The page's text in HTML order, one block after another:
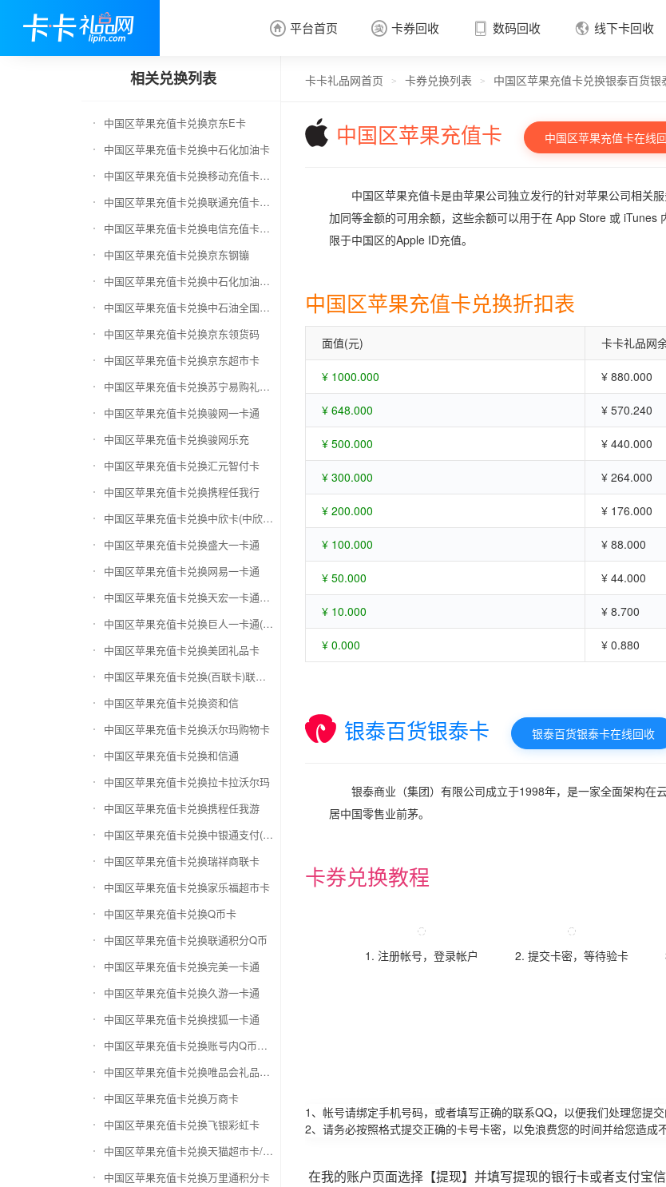
 平台首页  卡券回收
 卡券回收
 数码回收  线下卡回收
相关兑换列表
中国区苹果充值卡兑换京东E卡
中国区苹果充值卡兑换中石化加油卡
中国区苹果充值卡兑换移动充值卡（面值千万别选错）
中国区苹果充值卡兑换联通充值卡（面值千万别选错）
中国区苹果充值卡兑换电信充值卡（面值千万别选错）
中国区苹果充值卡兑换京东钢镚
中国区苹果充值卡兑换中石化加油卡无卡号（面值千万别选错）
中国区苹果充值卡兑换中石油全国充值卡
中国区苹果充值卡兑换京东领货码
中国区苹果充值卡兑换京东超市卡
中国区苹果充值卡兑换苏宁易购礼品卡
中国区苹果充值卡兑换骏网一卡通
中国区苹果充值卡兑换骏网乐充
中国区苹果充值卡兑换汇元智付卡
中国区苹果充值卡兑换携程任我行
中国区苹果充值卡兑换中欣卡(中欣通卡)
中国区苹果充值卡兑换盛大一卡通
中国区苹果充值卡兑换网易一卡通
中国区苹果充值卡兑换天宏一卡通（易冲天宏卡）
中国区苹果充值卡兑换巨人一卡通(征途卡)
中国区苹果充值卡兑换美团礼品卡
中国区苹果充值卡兑换(百联卡)联华ok卡
中国区苹果充值卡兑换资和信
中国区苹果充值卡兑换沃尔玛购物卡
中国区苹果充值卡兑换和信通
中国区苹果充值卡兑换拉卡拉沃尔玛
中国区苹果充值卡兑换携程任我游
中国区苹果充值卡兑换中银通支付(银联购物卡)
中国区苹果充值卡兑换瑞祥商联卡
中国区苹果充值卡兑换家乐福超市卡
中国区苹果充值卡兑换Q币卡
中国区苹果充值卡兑换联通积分Q币
中国区苹果充值卡兑换完美一卡通
中国区苹果充值卡兑换久游一卡通
中国区苹果充值卡兑换搜狐一卡通
中国区苹果充值卡兑换账号内Q币寄售（维护中）
中国区苹果充值卡兑换唯品会礼品卡(唯品卡)
中国区苹果充值卡兑换万商卡
中国区苹果充值卡兑换飞银彩虹卡
中国区苹果充值卡兑换天猫超市卡/享淘卡
中国区苹果充值卡兑换万里通积分卡
卡卡礼品网首页 > 卡券兑换列表 > 中国区苹果充值卡兑换银泰百货银
中国区苹果充值卡 中国区苹果充值卡在线
中国区苹果充值卡是由苹果公司独立发行的针对苹果公司相关
加同等金额的可用余额，这些余额可以用于在 App Store 或
限于中国区的Apple ID充值。
中国区苹果充值卡兑换折扣表
面值(元) 卡卡礼品网
¥ 1000.000 ¥ 880.000
¥ 648.000 ¥ 570.240
¥ 500.000 ¥ 440.000
¥ 300.000 ¥ 264.000
¥ 200.000 ¥ 176.000
¥ 100.000 ¥ 88.000
¥ 50.000 ¥ 44.000
¥ 10.000 ¥ 8.700
¥ 0.000 ¥ 0.880
银泰百货银泰卡 银泰百货银泰卡在线回收
银泰商业（集团）有限公司成立于1998年，是一家全面架构在
居中国零售业前茅。
卡券兑换教程
1. 注册帐号，登录帐户 2. 提交卡密，等待验卡
1、帐号请绑定手机号码，或者填写正确的联系QQ，以便我们处理您提
2、请务必按照格式提交正确的卡号卡密，以免浪费您的时间并给您造成
在我的账户页面选择【提现】并填写提现的银行卡或者支付宝